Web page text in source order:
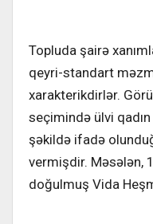
Topluda şairə
qeyri-standart
xarakterikdirlər.
seçimində ülvi
şəkildə ifadə
vermişdir. Məsələn,
doğulmuş Vida